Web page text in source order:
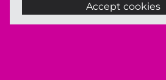
Accept cookies